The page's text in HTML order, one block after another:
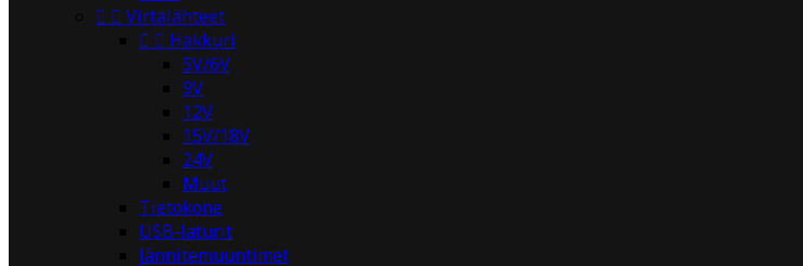
  Virtalähteet
  Hakkuri
5V/6V
9V
12V
15V/18V
24V
Muut
Tietokone
USB-laturit
Jännitemuuntimet